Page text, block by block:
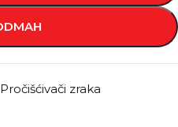
Pročišćivači zraka